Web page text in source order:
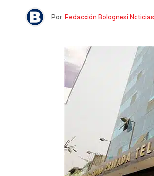
Por Redacción Bolognesi Noticias